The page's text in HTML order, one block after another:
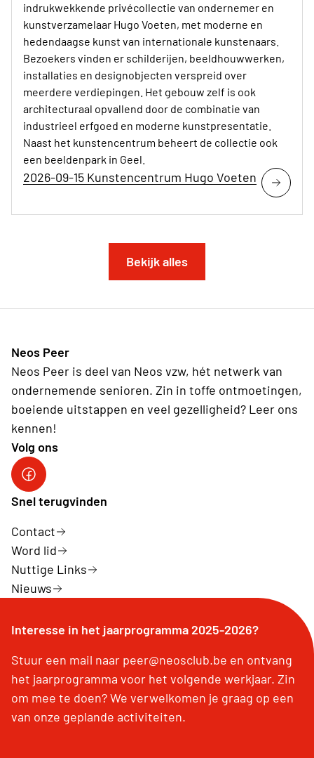
indrukwekkende privécollectie van ondernemer en
kunstverzamelaar Hugo Voeten, met moderne en
hedendaagse kunst van internationale kunstenaars.
Bezoekers vinden er schilderijen, beeldhouwwerken,
installaties en designobjecten verspreid over
meerdere verdiepingen. Het gebouw zelf is ook
architecturaal opvallend door de combinatie van
industrieel erfgoed en moderne kunstpresentatie.
Naast het kunstencentrum beheert de collectie ook
een beeldenpark in Geel.
2026-09-15 Kunstencentrum Hugo Voeten
Bekijk alles
Neos Peer
Neos Peer is deel van Neos vzw, hét netwerk van
ondernemende senioren. Zin in toffe ontmoetingen,
boeiende uitstappen en veel gezelligheid? Leer ons
kennen!
Volg ons
Neos DiNA
Snel terugvinden
Contact
Word lid
Nuttige Links
Nieuws
Interesse in het jaarprogramma 2025-2026?
Stuur een mail naar peer@neosclub.be en ontvang
het jaarprogramma voor het volgende werkjaar. Zin
om mee te doen? We verwelkomen je graag op een
van onze geplande activiteiten.